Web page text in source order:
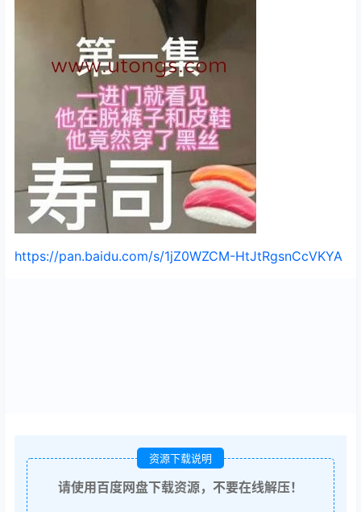
https://pan.baidu.com/s/1jZ0WZCM-HtJtRgsnCcVKYA
资源下载说明
请使用百度网盘下载资源，不要在线解压！